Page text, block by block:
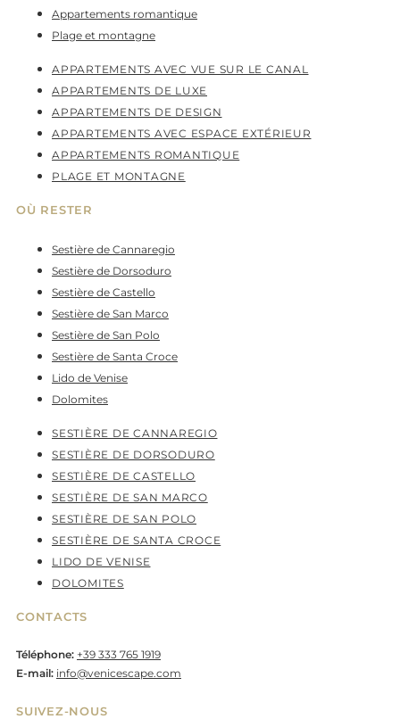
Appartements romantique
Plage et montagne
APPARTEMENTS AVEC VUE SUR LE CANAL
APPARTEMENTS DE LUXE
APPARTEMENTS DE DESIGN
APPARTEMENTS AVEC ESPACE EXTÉRIEUR
APPARTEMENTS ROMANTIQUE
PLAGE ET MONTAGNE
OÙ RESTER
Sestière de Cannaregio
Sestière de Dorsoduro
Sestière de Castello
Sestière de San Marco
Sestière de San Polo
Sestière de Santa Croce
Lido de Venise
Dolomites
SESTIÈRE DE CANNAREGIO
SESTIÈRE DE DORSODURO
SESTIÈRE DE CASTELLO
SESTIÈRE DE SAN MARCO
SESTIÈRE DE SAN POLO
SESTIÈRE DE SANTA CROCE
LIDO DE VENISE
DOLOMITES
CONTACTS
Téléphone: +39 333 765 1919
E-mail: info@venicescape.com
SUIVEZ-NOUS